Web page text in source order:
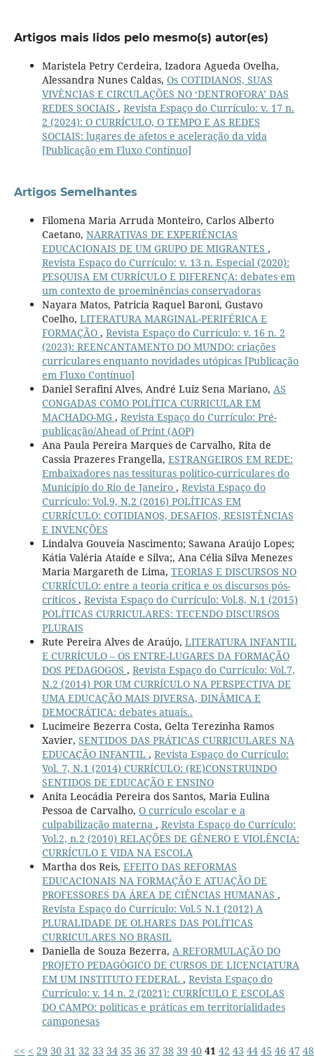
Artigos mais lidos pelo mesmo(s) autor(es)
Maristela Petry Cerdeira, Izadora Agueda Ovelha,
Alessandra Nunes Caldas, Os COTIDIANOS, SUAS
VIVÊNCIAS E CIRCULAÇÕES NO ‘DENTROFORA’ DAS
REDES SOCIAIS , Revista Espaço do Currículo: v. 17 n.
2 (2024): O CURRÍCULO, O TEMPO E AS REDES
SOCIAIS: lugares de afetos e aceleração da vida
[Publicação em Fluxo Contínuo]
Artigos Semelhantes
Filomena Maria Arruda Monteiro, Carlos Alberto
Caetano, NARRATIVAS DE EXPERIÊNCIAS
EDUCACIONAIS DE UM GRUPO DE MIGRANTES ,
Revista Espaço do Currículo: v. 13 n. Especial (2020):
PESQUISA EM CURRÍCULO E DIFERENÇA: debates em
um contexto de proeminências conservadoras
Nayara Matos, Patricia Raquel Baroni, Gustavo
Coelho, LITERATURA MARGINAL-PERIFÉRICA E
FORMAÇÃO , Revista Espaço do Currículo: v. 16 n. 2
(2023): REENCANTAMENTO DO MUNDO: criações
curriculares enquanto novidades utópicas [Publicação
em Fluxo Contínuo]
Daniel Serafini Alves, André Luiz Sena Mariano, AS
CONGADAS COMO POLÍTICA CURRICULAR EM
MACHADO-MG , Revista Espaço do Currículo: Pré-
publicação/Ahead of Print (AOP)
Ana Paula Pereira Marques de Carvalho, Rita de
Cassia Prazeres Frangella, ESTRANGEIROS EM REDE:
Embaixadores nas tessituras político-curriculares do
Município do Rio de Janeiro , Revista Espaço do
Currículo: Vol.9, N.2 (2016) POLÍTICAS EM
CURRÍCULO: COTIDIANOS, DESAFIOS, RESISTÊNCIAS
E INVENÇÕES
Lindalva Gouveia Nascimento; Sawana Araújo Lopes;
Kátia Valéria Ataíde e Silva;, Ana Célia Silva Menezes
Maria Margareth de Lima, TEORIAS E DISCURSOS NO
CURRÍCULO: entre a teoria crítica e os discursos pós-
críticos , Revista Espaço do Currículo: Vol.8, N.1 (2015)
POLÍTICAS CURRICULARES: TECENDO DISCURSOS
PLURAIS
Rute Pereira Alves de Araújo, LITERATURA INFANTIL
E CURRÍCULO – OS ENTRE-LUGARES DA FORMAÇÃO
DOS PEDAGOGOS , Revista Espaço do Currículo: Vol.7,
N.2 (2014) POR UM CURRÍCULO NA PERSPECTIVA DE
UMA EDUCAÇÃO MAIS DIVERSA, DINÂMICA E
DEMOCRÁTICA: debates atuais..
Lucimeire Bezerra Costa, Gelta Terezinha Ramos
Xavier, SENTIDOS DAS PRÁTICAS CURRICULARES NA
EDUCAÇÃO INFANTIL , Revista Espaço do Currículo:
Vol. 7, N.1 (2014) CURRÍCULO: (RE)CONSTRUINDO
SENTIDOS DE EDUCAÇÃO E ENSINO
Anita Leocádia Pereira dos Santos, Maria Eulina
Pessoa de Carvalho, O currículo escolar e a
culpabilização materna , Revista Espaço do Currículo:
Vol.2, n.2 (2010) RELAÇÕES DE GÊNERO E VIOLÊNCIA:
CURRÍCULO E VIDA NA ESCOLA
Martha dos Reis, EFEITO DAS REFORMAS
EDUCACIONAIS NA FORMAÇÃO E ATUAÇÃO DE
PROFESSORES DA ÁREA DE CIÊNCIAS HUMANAS ,
Revista Espaço do Currículo: Vol.5 N.1 (2012) A
PLURALIDADE DE OLHARES DAS POLÍTICAS
CURRICULARES NO BRASIL
Daniella de Souza Bezerra, A REFORMULAÇÃO DO
PROJETO PEDAGÓGICO DE CURSOS DE LICENCIATURA
EM UM INSTITUTO FEDERAL , Revista Espaço do
Currículo: v. 14 n. 2 (2021): CURRÍCULO E ESCOLAS
DO CAMPO: políticas e práticas em territorialidades
camponesas
<< < 29 30 31 32 33 34 35 36 37 38 39 40 41 42 43 44 45 46 47 48